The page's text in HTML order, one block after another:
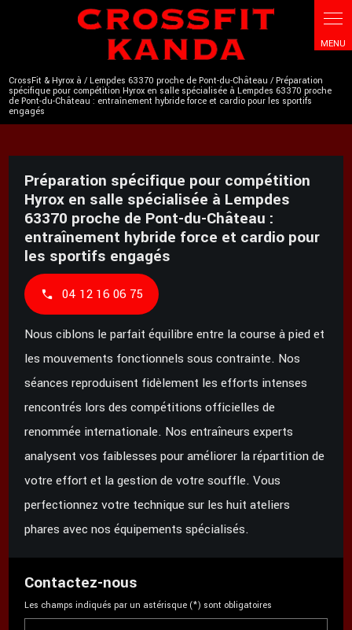
CrossFit & Hyrox à / Lempdes 63370 proche de Pont-du-Château / Préparation
spécifique pour compétition Hyrox en salle spécialisée à Lempdes 63370 proche
de Pont-du-Château : entraînement hybride force et cardio pour les sportifs
engagés
Préparation spécifique pour compétition
Hyrox en salle spécialisée à Lempdes
63370 proche de Pont-du-Château :
entraînement hybride force et cardio pour
les sportifs engagés
04 12 16 06 75
Nous ciblons le parfait équilibre entre la course à pied et
les mouvements fonctionnels sous contrainte. Nos
séances reproduisent fidèlement les efforts intenses
rencontrés lors des compétitions officielles de
renommée internationale. Nos entraîneurs experts
analysent vos faiblesses pour améliorer la répartition de
votre effort et la gestion de votre souffle. Vous
perfectionnez votre technique sur les huit ateliers
phares avec nos équipements spécialisés.
Contactez-nous
Les champs indiqués par un astérisque (*) sont obligatoires
Panneau de gestion des cookies